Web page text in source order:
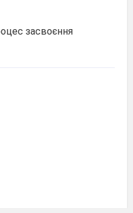
засвоєння